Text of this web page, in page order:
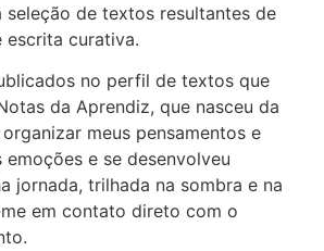
seleção de textos resultantes de
escrita curativa.
no perfil de textos que
da Aprendiz, que nasceu da
meus pensamentos e
emoções e se desenvolveu
jornada, trilhada na sombra e na
em contato direto com o